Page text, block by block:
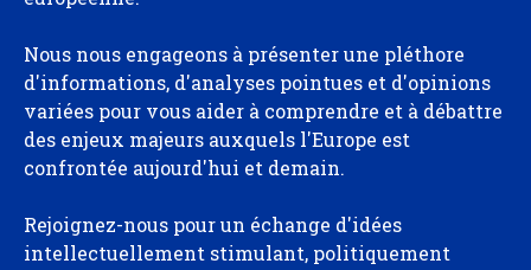
Nous nous engageons à présenter une pléthore
d'informations, d'analyses pointues et d'opinions
variées pour vous aider à comprendre et à débattre
des enjeux majeurs auxquels l'Europe est
confrontée aujourd'hui et demain.
Rejoignez-nous pour un échange d'idées
intellectuellement stimulant, politiquement